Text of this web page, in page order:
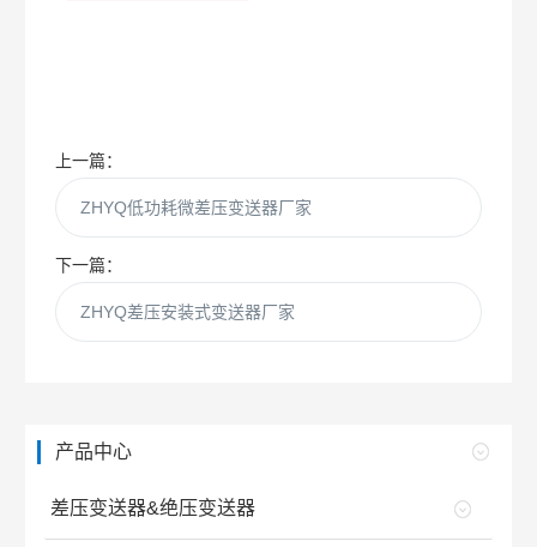
上一篇：
ZHYQ低功耗微差压变送器厂家
下一篇：
ZHYQ差压安装式变送器厂家
产品中心
差压变送器&绝压变送器